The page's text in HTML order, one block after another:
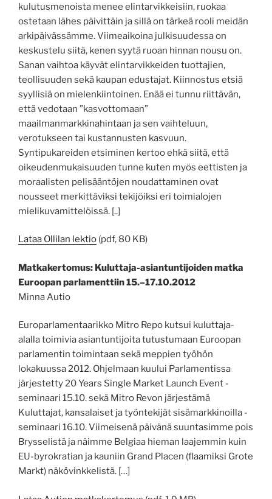
kulutusmenoista menee elintarvikkeisiin, ruokaa
ostetaan lähes päivittäin ja sillä on tärkeä rooli meidän
arkipäivässämme. Viimeaikoina julkisuudessa on
keskustelu siitä, kenen syytä ruoan hinnan nousu on.
Sanan vaihtoa käyvät elintarvikkeiden tuottajien,
teollisuuden sekä kaupan edustajat. Kiinnostus etsiä
syyllisiä on mielenkiintoinen. Enää ei tunnu riittävän,
että vedotaan ”kasvottomaan”
maailmanmarkkinahintaan ja sen vaihteluun,
verotukseen tai kustannusten kasvuun.
Syntipukareiden etsiminen kertoo ehkä siitä, että
oikeudenmukaisuuden tunne kuten myös eettisten ja
moraalisten pelisääntöjen noudattaminen ovat
nousseet merkittäviksi tekijöiksi eri toimialojen
mielikuvamittelöissä. [..]
Lataa Ollilan lektio (pdf, 80 KB)
Matkakertomus: Kuluttaja-asiantuntijoiden matka
Euroopan parlamenttiin 15.–17.10.2012
Minna Autio
Europarlamentaarikko Mitro Repo kutsui kuluttaja-
alalla toimivia asiantuntijoita tutustumaan Euroopan
parlamentin toimintaan sekä meppien työhön
lokakuussa 2012. Ohjelmaan kuului Parlamentissa
järjestetty 20 Years Single Market Launch Event -
seminaari 15.10. sekä Mitro Revon järjestämä
Kuluttajat, kansalaiset ja työntekijät sisämarkkinoilla -
seminaari 16.10. Viimeisenä päivänä suuntasimme pois
Brysselistä ja näimme Belgiaa hieman laajemmin kuin
EU-byrokratian ja kauniin Grand Placen (flaamiksi Grote
Markt) näkövinkkelistä. […]